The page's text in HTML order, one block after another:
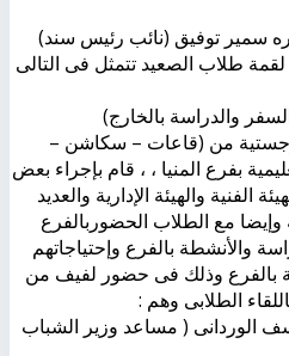
سمير توفيق (نائب رئيس سند)
طلاب الصعيد تتمثل فى التالى
والدراسة بالخارج)
من (قاعات – سكاشن –
بفرع المنيا ، ، قام بإجراء بعض
الفنية والهيئة الإدارية والعديد
مع الطلاب الحضوربالفرع
والأنشطة بالفرع وإحتياجاتهم
بالفرع وذلك فى حضور لفيف من
الطلابى وهم :
الوردانى ( مساعد وزير الشباب